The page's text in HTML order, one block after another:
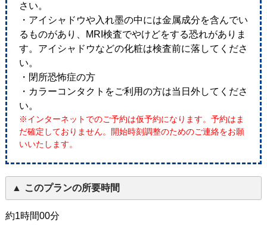
さい。
・アイシャドウや入れ墨の中には金属成分を含んでい
るものがあり、MRI検査でやけどをする恐れがありま
す。アイシャドウなどの化粧は検査前に落してくださ
い。
・閉所恐怖症の方
・カラーコンタクトをご利用の方は当日外してくださ
い。
※インターネットでのご予約は仮予約になります。予約はま
だ確定しておりません。開始時刻調整のためのご連絡をお願
いいたします。
このプランの所要時間
約1時間00分